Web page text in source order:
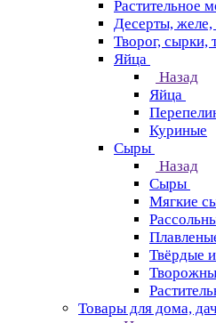
Растительное
Десерты, желе,
Творог, сырки,
Яйца
Назад
Яйца
Куриные
Сыры
Назад
Сыры
Мягкие
Твёрдые
Товары для дома,